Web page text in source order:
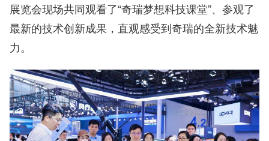
展览会现场共同观看了“奇瑞梦想科技课堂”、参观了
最新的技术创新成果，直观感受到奇瑞的全新技术魅
力。